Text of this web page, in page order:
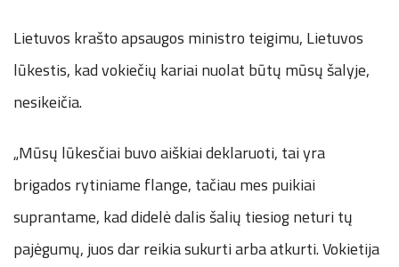
Lietuvos krašto apsaugos ministro teigimu, Lietuvos
lūkestis, kad vokiečių kariai nuolat būtų mūsų šalyje,
nesikeičia.
„Mūsų lūkesčiai buvo aiškiai deklaruoti, tai yra
brigados rytiniame flange, tačiau mes puikiai
suprantame, kad didelė dalis šalių tiesiog neturi tų
pajėgumų, juos dar reikia sukurti arba atkurti. Vokietija